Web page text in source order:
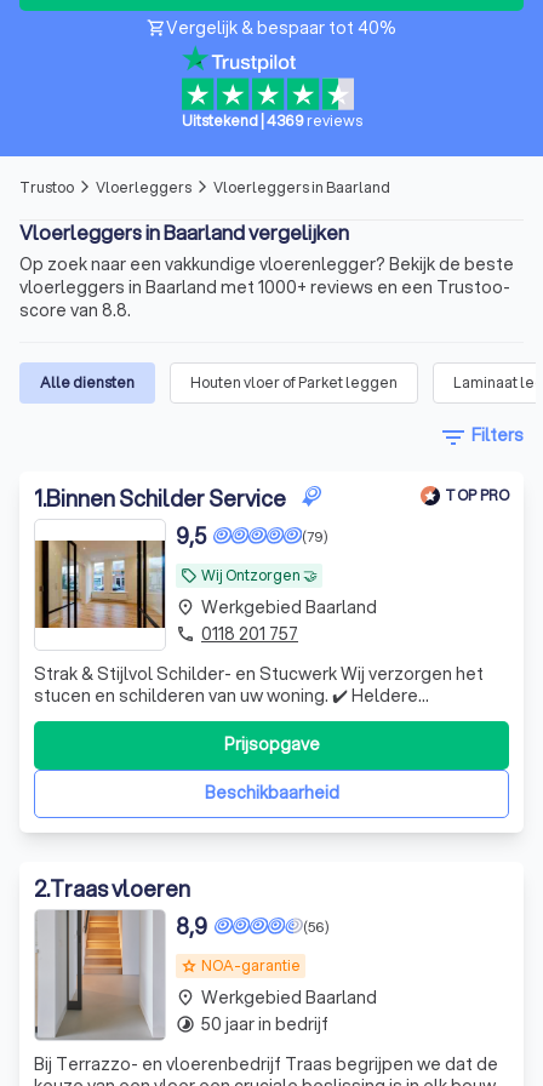
shopping_cartVergelijk & bespaar tot 40%
Uitstekend| 4369 reviews
Trustoo arrow_forward_ios Vloerleggers arrow_forward_ios Vloerleggers in Baarland
Vloerleggers in Baarland vergelijken
Op zoek naar een vakkundige vloerenlegger? Bekijk de beste
vloerleggers in Baarland met 1000+ reviews en een Trustoo-
score van 8.8.
Alle diensten Houten vloer of Parket leggen Laminaat
filter_list Filters
1.Binnen Schilder Service TOP PRO
local_offer Wij Ontzorgen 🤝
(79)
9,5
Strak & Stijlvol Schilder- en Stucwerk Wij verzorgen het
stucen en schilderen van uw woning. ✔️ Heldere
communicatie ✔️ Nette en schone afwerking ✔️ Volledige
ontzorging – van stuc tot verf
Beschikbaarheid
Prijsopgave
place Werkgebied Baarland
phone 0118 201 757
2.Traas vloeren
grade NOA-garantie
(56)
8,9
Bij Terrazzo- en vloerenbedrijf Traas begrijpen we dat de
place Werkgebied Baarland
timelapse 50 jaar in bedrijf